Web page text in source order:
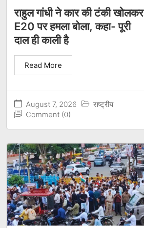
राहुल गांधी ने कार की टंकी खोलकर
E20 पर हमला बोला, कहा- पूरी
दाल ही काली है
August 7, 2026
राष्ट्रीय
Comment (0)
Read More